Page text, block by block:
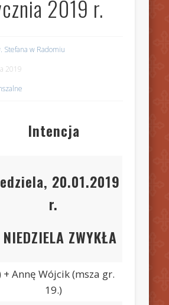
2019 r.
Stefana w Radomiu
2019
Intencja
20.01.2019
r.
ZWYKŁA
+ Annę Wójcik (msza gr.
19.)